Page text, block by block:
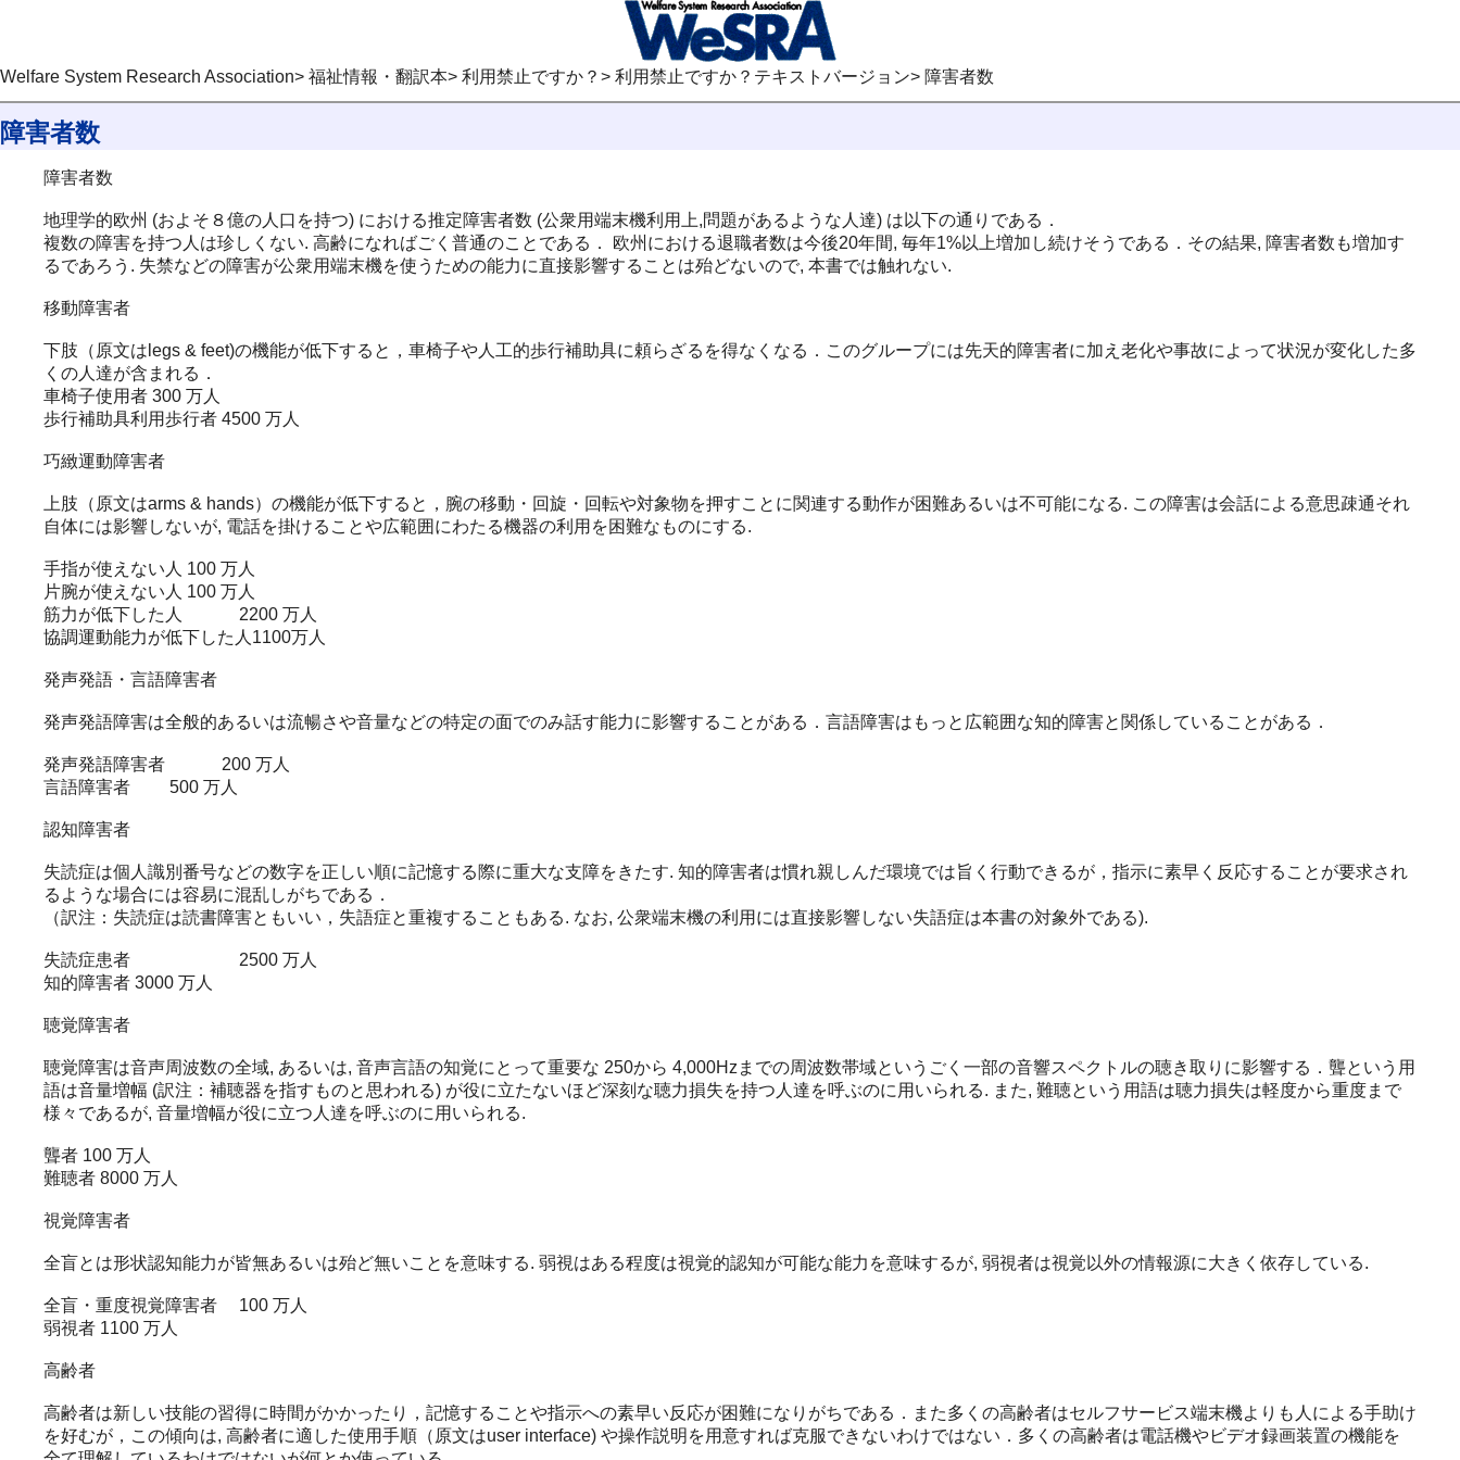
Welfare System Research Association> 福祉情報・翻訳本> 利用禁止ですか？> 利用禁止ですか？テキストバージョン> 障害者数
障害者数
障害者数
地理学的欧州 (およそ８億の人口を持つ) における推定障害者数 (公衆用端末機利用上,問題があるような人達) は以下の通りである．
複数の障害を持つ人は珍しくない. 高齢になればごく普通のことである． 欧州における退職者数は今後20年間, 毎年1%以上増加し続けそうである．その結果, 障害者数も増加す
るであろう. 失禁などの障害が公衆用端末機を使うための能力に直接影響することは殆どないので, 本書では触れない.
移動障害者
下肢（原文はlegs & feet)の機能が低下すると，車椅子や人工的歩行補助具に頼らざるを得なくなる．このグループには先天的障害者に加え老化や事故によって状況が変化した多
くの人達が含まれる．
車椅子使用者 300 万人
歩行補助具利用歩行者 4500 万人
巧緻運動障害者
上肢（原文はarms & hands）の機能が低下すると，腕の移動・回旋・回転や対象物を押すことに関連する動作が困難あるいは不可能になる. この障害は会話による意思疎通それ
自体には影響しないが, 電話を掛けることや広範囲にわたる機器の利用を困難なものにする.
手指が使えない人 100 万人
片腕が使えない人 100 万人
筋力が低下した人 2200 万人
協調運動能力が低下した人1100万人
発声発語・言語障害者
発声発語障害は全般的あるいは流暢さや音量などの特定の面でのみ話す能力に影響することがある．言語障害はもっと広範囲な知的障害と関係していることがある．
発声発語障害者 200 万人
言語障害者 500 万人
認知障害者
失読症は個人識別番号などの数字を正しい順に記憶する際に重大な支障をきたす. 知的障害者は慣れ親しんだ環境では旨く行動できるが，指示に素早く反応することが要求され
るような場合には容易に混乱しがちである．
（訳注：失読症は読書障害ともいい，失語症と重複することもある. なお, 公衆端末機の利用には直接影響しない失語症は本書の対象外である).
失読症患者 2500 万人
知的障害者 3000 万人
聴覚障害者
聴覚障害は音声周波数の全域, あるいは, 音声言語の知覚にとって重要な 250から 4,000Hzまでの周波数帯域というごく一部の音響スペクトルの聴き取りに影響する．聾という用
語は音量増幅 (訳注：補聴器を指すものと思われる) が役に立たないほど深刻な聴力損失を持つ人達を呼ぶのに用いられる. また, 難聴という用語は聴力損失は軽度から重度まで
様々であるが, 音量増幅が役に立つ人達を呼ぶのに用いられる.
聾者 100 万人
難聴者 8000 万人
視覚障害者
全盲とは形状認知能力が皆無あるいは殆ど無いことを意味する. 弱視はある程度は視覚的認知が可能な能力を意味するが, 弱視者は視覚以外の情報源に大きく依存している.
全盲・重度視覚障害者 100 万人
弱視者 1100 万人
高齢者
高齢者は新しい技能の習得に時間がかかったり，記憶することや指示への素早い反応が困難になりがちである．また多くの高齢者はセルフサービス端末機よりも人による手助け
を好むが，この傾向は, 高齢者に適した使用手順（原文はuser interface) や操作説明を用意すれば克服できないわけではない．多くの高齢者は電話機やビデオ録画装置の機能を